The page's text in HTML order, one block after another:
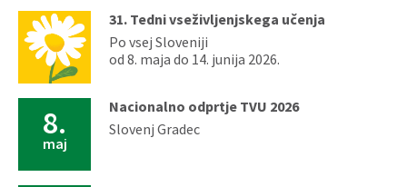
31. Tedni vseživljenjskega učenja
Po vsej Sloveniji
od 8. maja do 14. junija 2026.
8.
maj
Nacionalno odprtje TVU 2026
Slovenj Gradec